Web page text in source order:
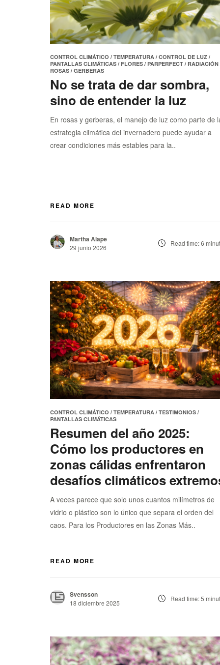
Control de insectos
Flores
Humedad
PARperfect
Calor extremo
Enfriamiento activo
Insectos & Plagas
Pimientos
Radiación
PARperfect Cooling
Sustentabilidad
Tomates
Pieter Mol
Svensson
Ying Ying
CONTROL CLIMÁTICO / TEMPERATURA / CONTROL DE LUZ /
PANTALLAS CLIMÁTICAS / FLORES / PARPERFECT / RADIACIÓN
ROSAS / GERBERAS
No se trata de dar sombra,
sino de entender la luz
En rosas y gerberas, el manejo de luz como parte de
estrategia climática del invernadero puede ayudar a
crear condiciones más estables para la..
READ MORE
Martha Alape
29 junio 2026
Read time: 6
CONTROL CLIMÁTICO / TEMPERATURA / TESTIMONIOS /
PANTALLAS CLIMÁTICAS
Resumen del año 2025:
Cómo los productores en
zonas cálidas enfrentaron
desafíos climáticos
A veces parece que solo unos cuantos milímetros de
vidrio o plástico son lo único que separa el orden del
caos. Para los Productores en las Zonas Más..
READ MORE
Svensson
18 diciembre 2025
Read time: 5